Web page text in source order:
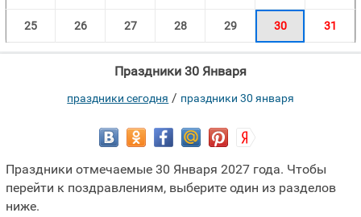
25 26 27 28 29 30 31
Праздники 30 Января
праздники сегодня / праздники 30 января
Праздники отмечаемые 30 Января 2027 года. Чтобы
перейти к поздравлениям, выберите один из разделов
ниже.